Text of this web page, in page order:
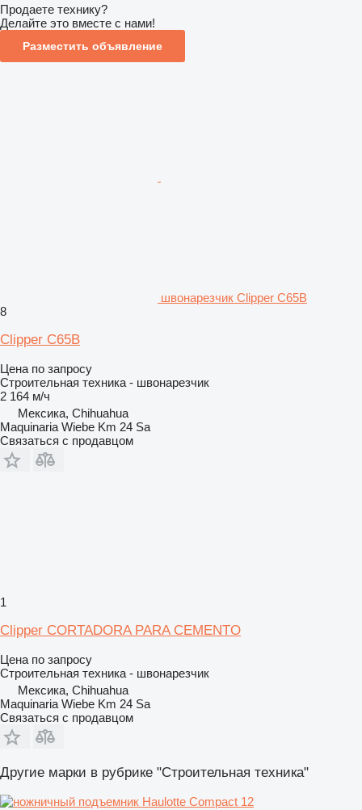
Продаете технику?
Делайте это вместе с нами!
Разместить объявление
швонарезчик Clipper C65B
8
Clipper C65B
Цена по запросу
Строительная техника - швонарезчик
2 164 м/ч
Мексика, Chihuahua
Maquinaria Wiebe Km 24 Sa
Связаться с продавцом
1
Clipper CORTADORA PARA CEMENTO
Цена по запросу
Строительная техника - швонарезчик
Мексика, Chihuahua
Maquinaria Wiebe Km 24 Sa
Связаться с продавцом
Другие марки в рубрике "Строительная техника"